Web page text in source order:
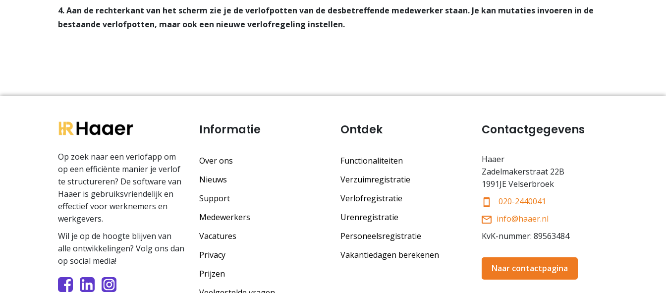
4. Aan de rechterkant van het scherm zie je de verlofpotten van de desbetreffende medewerker staan. Je kan mutaties invoeren in de
bestaande verlofpotten, maar ook een nieuwe verlofregeling instellen.
Op zoek naar een verlofapp om
op een efficiënte manier je verlof
te structureren? De software van
Haaer is gebruiksvriendelijk en
effectief voor werknemers en
werkgevers.
Wil je op de hoogte blijven van
alle ontwikkelingen? Volg ons dan
op social media!
Informatie
Over ons
Nieuws
Support
Medewerkers
Vacatures
Privacy
Prijzen
Ontdek
Functionaliteiten
Verzuimregistratie
Verlofregistratie
Urenregistratie
Personeelsregistratie
Vakantiedagen berekenen
Contactgegevens
Haaer
Zadelmakerstraat 22B
1991JE Velserbroek
020-2440041
info@haaer.nl
KvK-nummer: 89563484
Naar contactpagina